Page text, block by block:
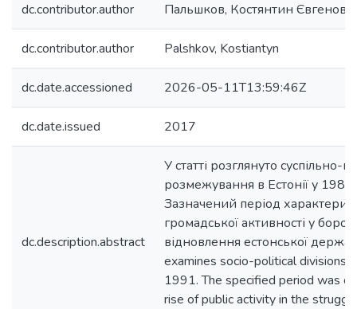
dc.contributor.author Пальшков, Костянтин
dc.contributor.author Palshkov, Kostiantyn
dc.date.accessioned 2026-05-11T13:59:46Z
dc.date.issued 2017
dc.description.abstract
У статті розглянуто суспільно-
розмежування в Естонії у
Зазначений період
громадської активності у
відновлення естонської
examines socio-political divisions
1991. The specified period was
rise of public activity in the